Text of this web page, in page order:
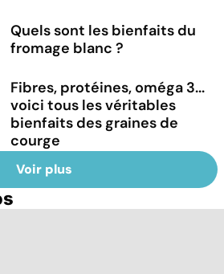
Quels sont les bienfaits du
fromage blanc ?
Fibres, protéines, oméga 3...
voici tous les véritables
bienfaits des graines de
courge
Voir plus